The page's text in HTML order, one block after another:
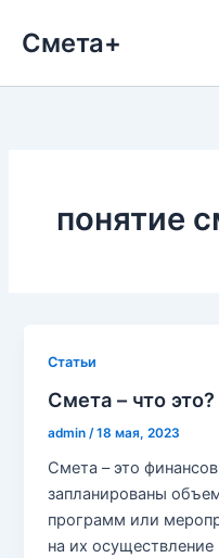
Смета+
понятие
Cтатьи
Смета – что это?
admin /18 мая, 2023
Смета – это
запланированы
программ или
на их